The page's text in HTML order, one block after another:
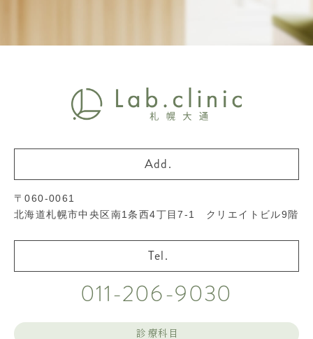
〒060-0061
北海道札幌市中央区南1条西4丁目7-1 クリエイトビル9階
011-206-9030
診療科目